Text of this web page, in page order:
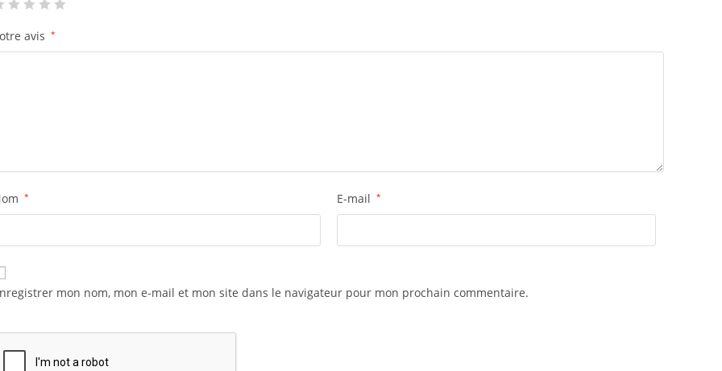
avis *
* E-mail *
mon nom, mon e-mail et mon site dans le navigateur pour mon prochain commentaire.